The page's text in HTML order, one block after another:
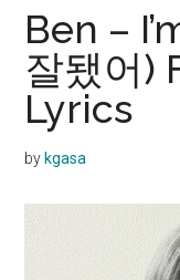
Ben –
잘됐어)
Lyrics
by kgasa